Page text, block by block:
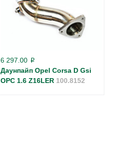
6 297.00 p
Даунпайп Opel Corsa D Gsi
OPC 1.6 Z16LER 100.8152